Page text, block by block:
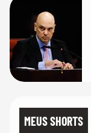
MEUS SHORTS